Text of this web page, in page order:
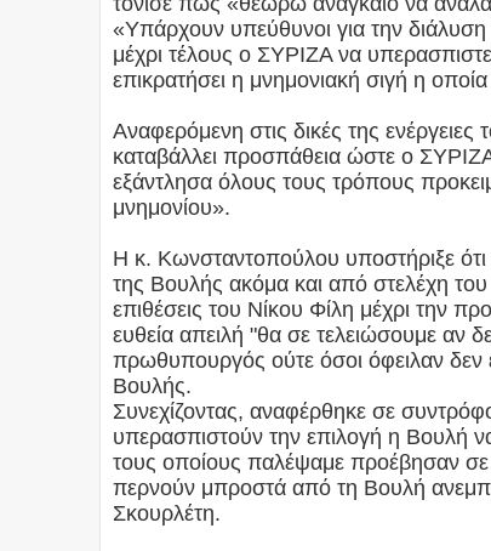
«Υπάρχουν υπεύθυνοι για την
μέχρι τέλους ο ΣΥΡΙΖΑ να
επικρατήσει η μνημονιακή σιγή η
Αναφερόμενη στις δικές της ενέργειες
καταβάλλει προσπάθεια ώστε ο
εξάντλησα όλους τους τρόπους
μνημονίου».
Η κ. Κωνσταντοπούλου υποστήριξε
της Βουλής ακόμα και από στελέχη
επιθέσεις του Νίκου Φίλη μέχρι την
ευθεία απειλή "θα σε τελειώσουμε αν
πρωθυπουργός ούτε όσοι όφειλαν
Βουλής.
Συνεχίζοντας, αναφέρθηκε σε
υπερασπιστούν την επιλογή η Βουλή
τους οποίους παλέψαμε προέβησαν σε
περνούν μπροστά από τη Βουλή
Σκουρλέτη.